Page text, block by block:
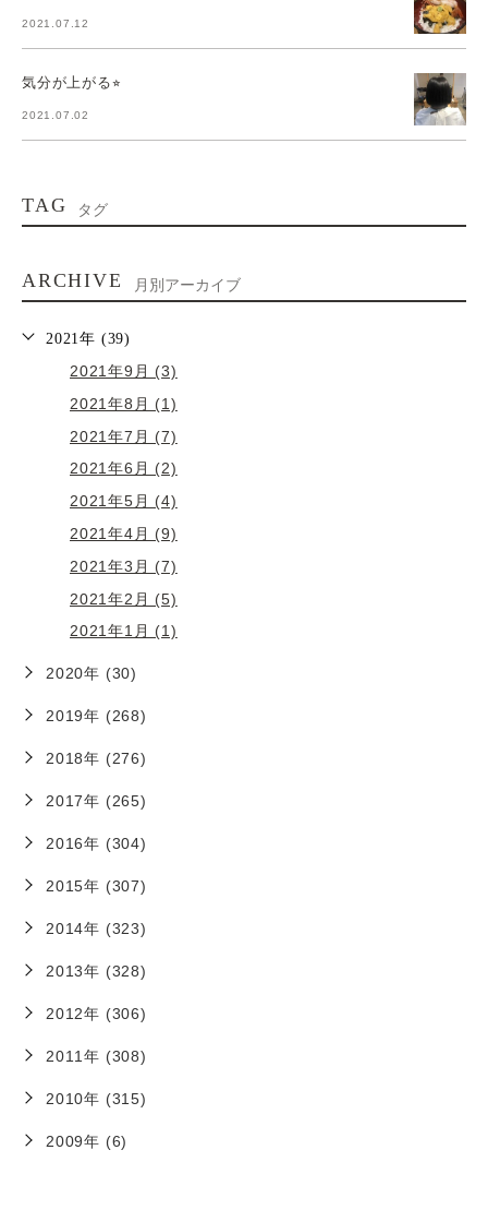
2021.07.12
気分が上がる⭐︎
2021.07.02
TAG タグ
ARCHIVE 月別アーカイブ
2021年 (39)
2021年9月 (3)
2021年8月 (1)
2021年7月 (7)
2021年6月 (2)
2021年5月 (4)
2021年4月 (9)
2021年3月 (7)
2021年2月 (5)
2021年1月 (1)
2020年 (30)
2019年 (268)
2018年 (276)
2017年 (265)
2016年 (304)
2015年 (307)
2014年 (323)
2013年 (328)
2012年 (306)
2011年 (308)
2010年 (315)
2009年 (6)